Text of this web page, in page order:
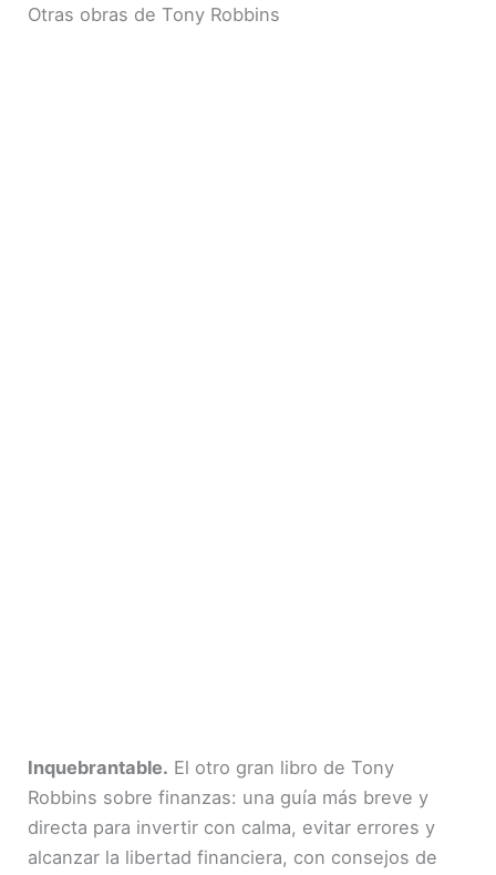
Otras obras de Tony Robbins
Inquebrantable. El otro gran libro de Tony
Robbins sobre finanzas: una guía más breve y
directa para invertir con calma, evitar errores y
alcanzar la libertad financiera, con consejos de